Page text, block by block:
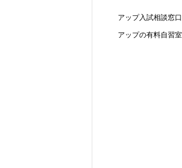
アップ入試相談窓口
アップの有料自習室